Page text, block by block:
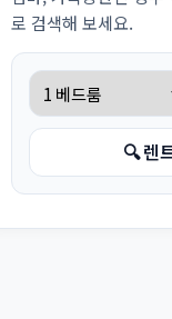
로 검색해 보세요.
🔍 렌